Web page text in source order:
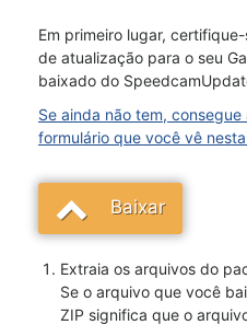
Em primeiro lugar,
de atualização para o seu
baixado do
Se ainda não tem,
formulário que você vê
Baixar
Extraia os arquivos do
Se o arquivo que você
ZIP significa que o